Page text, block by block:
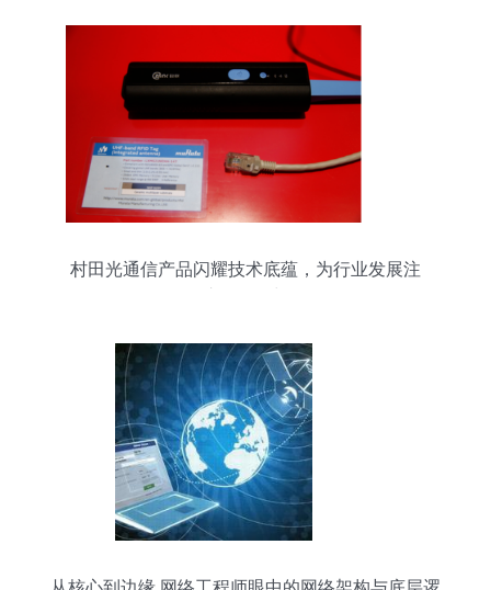
村田光通信产品闪耀技术底蕴，为行业发展注